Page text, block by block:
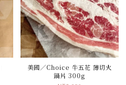
美國／Choice 牛五花 薄切火
鍋片 300g